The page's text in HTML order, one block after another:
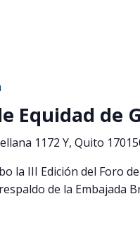
Equidad de
1172 Y, Quito
la III Edición del Foro
de la Embajada